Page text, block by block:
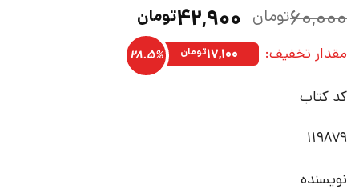
۶۰,۰۰۰تومان قیمت
اصلی:
۶۰,۰۰۰تومان
۴۲,۹۰۰تومان
فعلی:
۴۲,۹۰۰تومان. مقدار تخفیف: ۱۷,۱۰۰تومان 28.5%
کد کتاب
119879
نویسنده